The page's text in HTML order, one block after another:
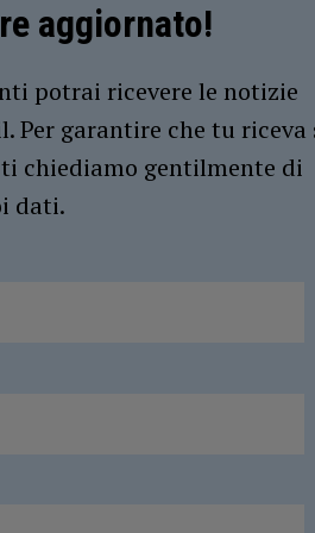
aggiornato!
potrai ricevere le notizie
Per garantire che tu riceva
chiediamo gentilmente di
dati.